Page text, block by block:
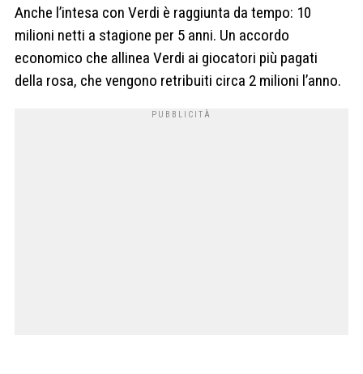
Anche l’intesa con Verdi è raggiunta da tempo: 10
milioni netti a stagione per 5 anni. Un accordo
economico che allinea Verdi ai giocatori più pagati
della rosa, che vengono retribuiti circa 2 milioni l’anno.